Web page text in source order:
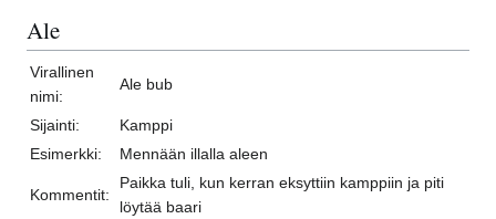
Ale
Virallinen
nimi:
Ale bub
Sijainti:
Kamppi
Esimerkki:
Mennään illalla aleen
Kommentit:
Paikka tuli, kun kerran eksyttiin kamppiin ja piti
löytää baari